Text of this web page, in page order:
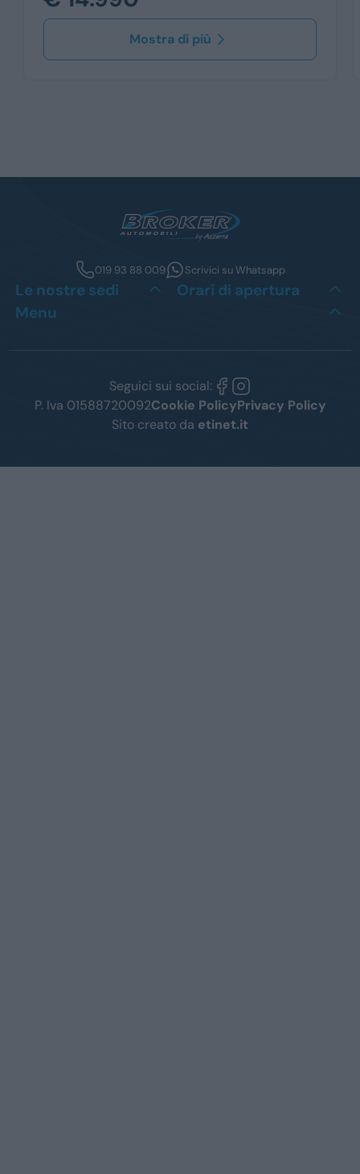
Mostra di più
019 93 88 009 Scrivici su Whatsapp
Le nostre sedi
Orari di apertura
Menu
Seguici sui social:
P. Iva 01588720092Cookie PolicyPrivacy Policy
Sito creato da etinet.it